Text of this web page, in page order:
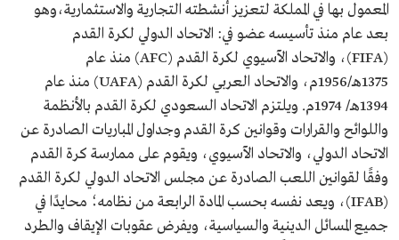
المعمول بها في المملكة لتعزيز أنشطته التجارية والاستثمارية،وهو
بعد عام منذ تأسيسه عضو في: الاتحاد الدولي لكرة القدم
(FIFA)، والاتحاد الآسيوي لكرة القدم (AFC) منذ عام
1375هـ/1956م، والاتحاد العربي لكرة القدم (UAFA) منذ عام
1394هـ/ 1974م. ويلتزم الاتحاد السعودي لكرة القدم بالأنظمة
واللوائح والقرارات وقوانين كرة القدم وجداول المباريات الصادرة عن
الاتحاد الدولي، والاتحاد الآسيوي، ويقوم على ممارسة كرة القدم
وفقًا لقوانين اللعب الصادرة عن مجلس الاتحاد الدولي لكرة القدم
(IFAB)، ويعد نفسه بحسب المادة الرابعة من نظامه؛ محايدًا في
جميع المسائل الدينية والسياسية، ويفرض عقوبات الإيقاف والطرد